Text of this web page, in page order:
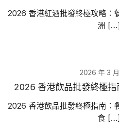
2026 香港紅酒批發終極攻略：
洲 […]
2026 年 3
2026 香港飲品批發終極
2026 香港飲品批發終極指南：
食 […]